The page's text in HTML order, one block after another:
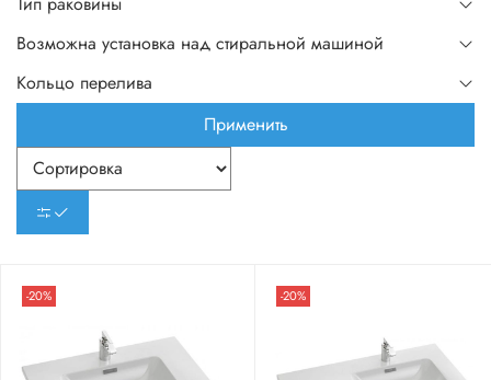
-20% -20%
Возможна установка над стиральной машиной
Кольцо перелива
Применить